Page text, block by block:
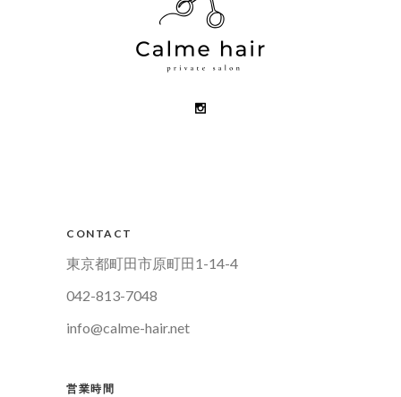
CONTACT
東京都町田市原町田1-14-4
042-813-7048
info@calme-hair.net
営業時間